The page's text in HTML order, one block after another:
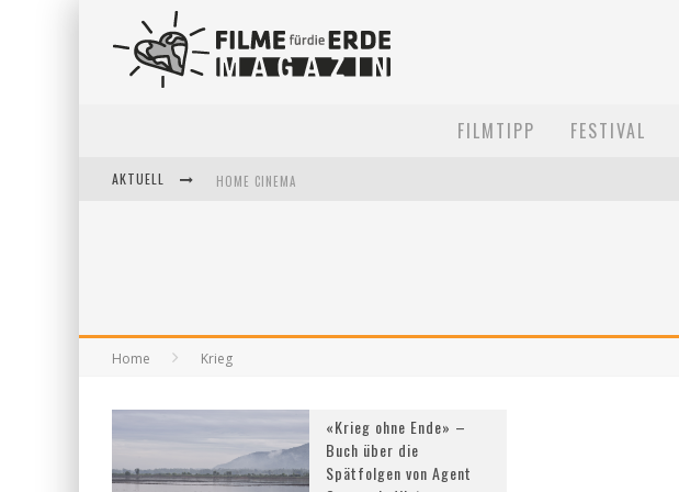
FILMTIPP FESTIVAL
AKTUELL HOME CINEMA
Home Krieg
«Krieg ohne Ende» –
Buch über die
Spätfolgen von Agent